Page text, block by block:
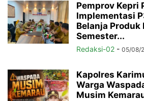
Pemprov Kepri
Implementasi
Belanja Produk
Semester...
Redaksi-02 - 05/08/
Kapolres
Warga
Musim